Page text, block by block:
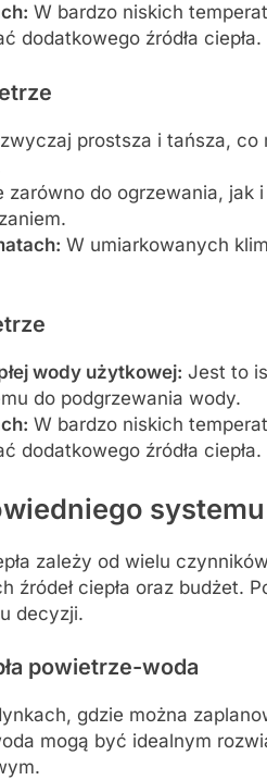
W bardzo niskich
dodatkowego źródła ciepła.
prostsza i tańsza, co
do ogrzewania, jak
W umiarkowanych
wody użytkowej: Jest to
do podgrzewania wody.
W bardzo niskich
dodatkowego źródła ciepła.
systemu
zależy od wielu
ciepła oraz budżet.
decyzji.
powietrze-woda
gdzie można
mogą być idealnym